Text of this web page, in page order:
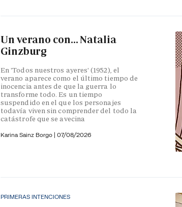
Un verano con... Natalia
Ginzburg
En 'Todos nuestros ayeres' (1952), el
verano aparece como el último tiempo de
inocencia antes de que la guerra lo
transforme todo. Es un tiempo
suspendido en el que los personajes
todavía viven sin comprender del todo la
catástrofe que se avecina
Karina Sainz Borgo | 07/08/2026
PRIMERAS INTENCIONES